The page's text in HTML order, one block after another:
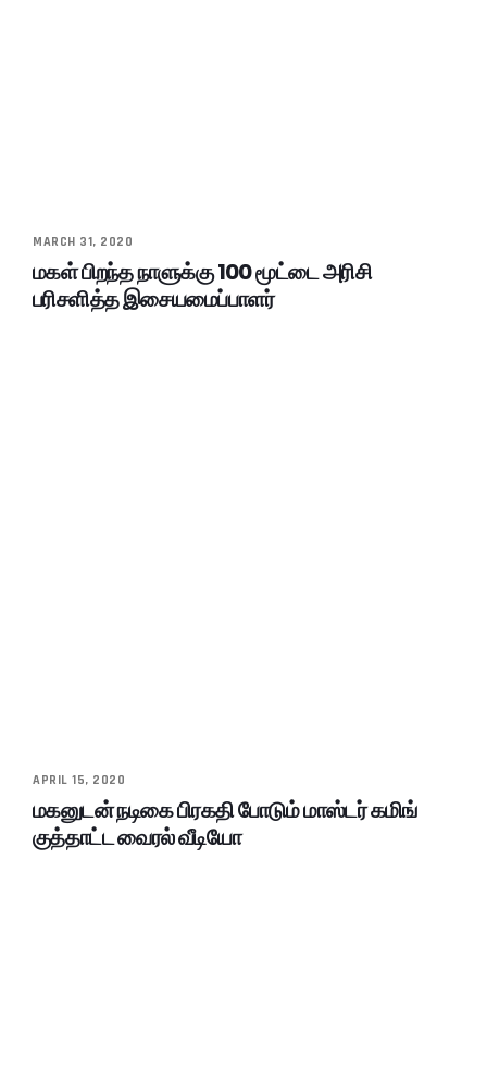
MARCH 31, 2020
மகள் பிறந்த நாளுக்கு 100 மூட்டை அரிசி
பரிசளித்த இசையமைப்பாளர்
APRIL 15, 2020
மகனுடன் நடிகை பிரகதி போடும் மாஸ்டர் கமிங்
குத்தாட்ட வைரல் வீடியோ